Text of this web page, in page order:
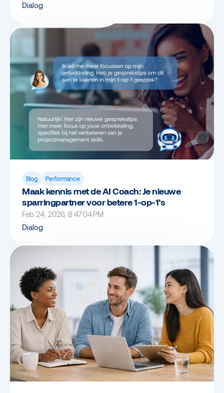
Dialog
Blog Performance
Maak kennis met de AI Coach: Je nieuwe
sparringpartner voor betere 1-op-1’s
Feb 24, 2026, 8:47:04 PM
Dialog